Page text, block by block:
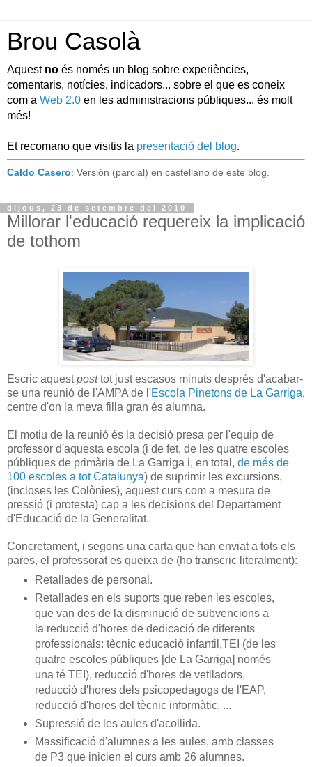
Brou Casolà
Aquest no és només un blog sobre experiències,
comentaris, notícies, indicadors... sobre el que es coneix
com a Web 2.0 en les administracions públiques... és molt
més!
Et recomano que visitis la presentació del blog.
Caldo Casero: Versión (parcial) en castellano de este blog.
dijous, 23 de setembre del 2010
Millorar l'educació requereix la implicació
de tothom
Escric aquestposttot just escasos minuts després d'acabar-
se una reunió de l'AMPA de l'Escola Pinetons de La Garriga,
centre d'on la meva filla gran és alumna.
El motiu de la reunió és la decisió presa per l'equip de
professor d'aquesta escola (i de fet, de les quatre escoles
públiques de primària de La Garriga i, en total, de més de
100 escoles a tot Catalunya) de suprimir les excursions,
(incloses les Colònies), aquest curs com a mesura de
pressió (i protesta) cap a les decisions del Departament
d'Educació de la Generalitat.
Concretament, i segons una carta que han enviat a tots els
pares, el professorat es queixa de (ho transcric literalment):
Retallades de personal.
Retallades en els suports que reben les escoles,
que van des de la disminució de subvencions a
la reducció d'hores de dedicació de diferents
professionals: tècnic educació infantil,TEI (de les
quatre escoles públiques [de La Garriga] només
una té TEI), reducció d'hores de vetlladors,
reducció d'hores dels psicopedagogs de l'EAP,
reducció d'hores del tècnic informàtic, ...
Supressió de les aules d'acollida.
Massificació d'alumnes a les aules, amb classes
de P3 que inicien el curs amb 26 alumnes.